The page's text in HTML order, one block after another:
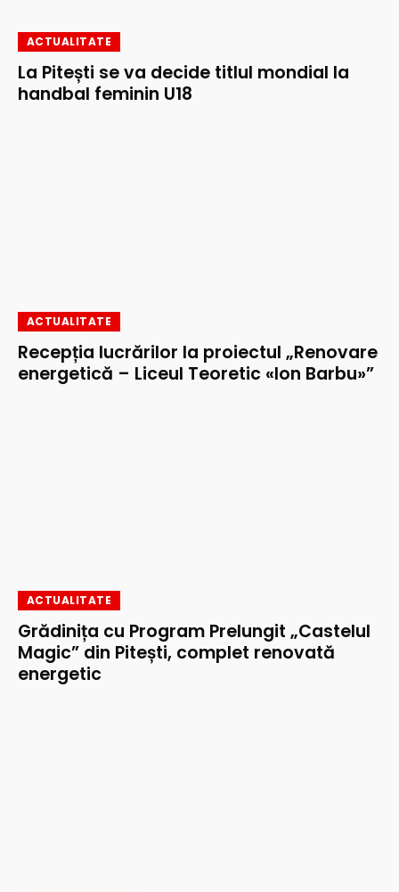
ACTUALITATE
La Pitești se va decide titlul mondial la
handbal feminin U18
ACTUALITATE
Recepția lucrărilor la proiectul „Renovare
energetică – Liceul Teoretic «Ion Barbu»”
ACTUALITATE
Grădinița cu Program Prelungit „Castelul
Magic” din Pitești, complet renovată
energetic